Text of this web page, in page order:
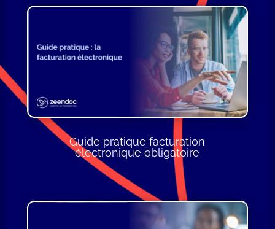
Guide pratique facturation
électronique obligatoire